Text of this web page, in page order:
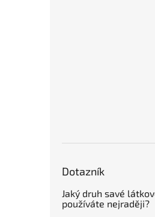
Dotazník
Jaký druh savé
používáte nejraději?